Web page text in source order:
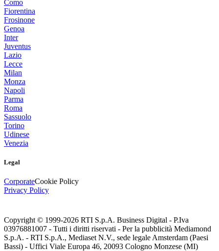
Como
Fiorentina
Frosinone
Genoa
Inter
Juventus
Lazio
Lecce
Milan
Monza
Napoli
Parma
Roma
Sassuolo
Torino
Udinese
Venezia
Legal
CorporateCookie Policy
Privacy Policy
Copyright © 1999-2026 RTI S.p.A. Business Digital - P.Iva
03976881007 - Tutti i diritti riservati - Per la pubblicità Mediamond
S.p.A. - RTI S.p.A., Mediaset N.V., sede legale Amsterdam (Paesi
Bassi) - Uffici Viale Europa 46, 20093 Cologno Monzese (MI)